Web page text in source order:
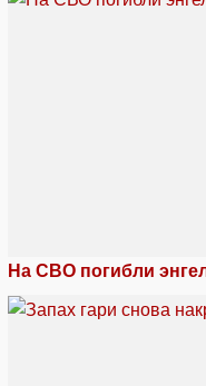
На СВО погибли